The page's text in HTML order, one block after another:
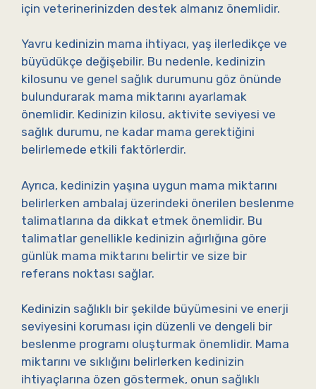
için veterinerinizden destek almanız önemlidir.
Yavru kedinizin mama ihtiyacı, yaş ilerledikçe ve
büyüdükçe değişebilir. Bu nedenle, kedinizin
kilosunu ve genel sağlık durumunu göz önünde
bulundurarak mama miktarını ayarlamak
önemlidir. Kedinizin kilosu, aktivite seviyesi ve
sağlık durumu, ne kadar mama gerektiğini
belirlemede etkili faktörlerdir.
Ayrıca, kedinizin yaşına uygun mama miktarını
belirlerken ambalaj üzerindeki önerilen beslenme
talimatlarına da dikkat etmek önemlidir. Bu
talimatlar genellikle kedinizin ağırlığına göre
günlük mama miktarını belirtir ve size bir
referans noktası sağlar.
Kedinizin sağlıklı bir şekilde büyümesini ve enerji
seviyesini koruması için düzenli ve dengeli bir
beslenme programı oluşturmak önemlidir. Mama
miktarını ve sıklığını belirlerken kedinizin
ihtiyaçlarına özen göstermek, onun sağlıklı